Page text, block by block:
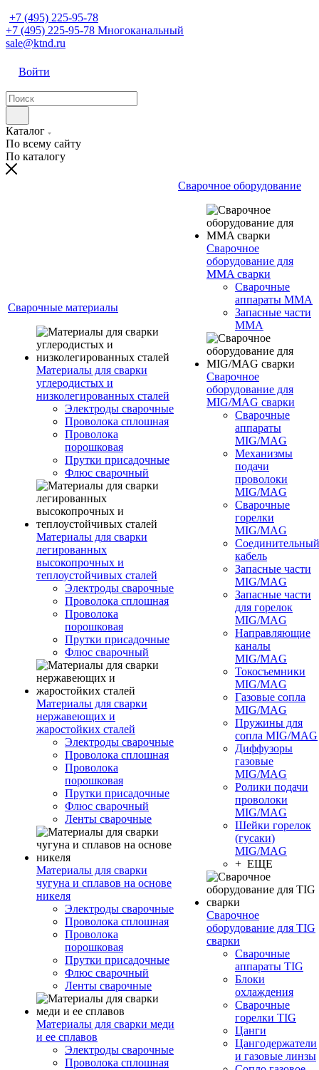
+7 (495) 225-95-78
+7 (495) 225-95-78 Многоканальный
sale@ktnd.ru
Войти
Каталог
По всему сайту
По каталогу
Сварочные материалы
Материалы для сварки
углеродистых и
низколегированных сталей
Электроды сварочные
Проволока сплошная
Проволока
порошковая
Прутки присадочные
Флюс сварочный
Материалы для сварки
легированных
высокопрочных и
теплоустойчивых сталей
Электроды сварочные
Проволока сплошная
Проволока
порошковая
Прутки присадочные
Флюс сварочный
Материалы для сварки
нержавеющих и
жаростойких сталей
Электроды сварочные
Проволока сплошная
Проволока
порошковая
Прутки присадочные
Флюс сварочный
Ленты сварочные
Материалы для сварки
чугуна и сплавов на основе
никеля
Электроды сварочные
Проволока сплошная
Проволока
порошковая
Прутки присадочные
Флюс сварочный
Ленты сварочные
Материалы для сварки меди
и ее сплавов
Электроды сварочные
Проволока сплошная
Сварочное оборудование
Сварочное
оборудование для
MMA сварки
Сварочные
аппараты MMA
Запасные части
MMA
Сварочное
оборудование для
MIG/MAG сварки
Сварочные
аппараты
MIG/MAG
Механизмы
подачи
проволоки
MIG/MAG
Сварочные
горелки
MIG/MAG
Соединительный
кабель
Запасные части
MIG/MAG
Запасные части
для горелок
MIG/MAG
Направляющие
каналы
MIG/MAG
Токосъемники
MIG/MAG
Газовые сопла
MIG/MAG
Пружины для
сопла MIG/MAG
Диффузоры
газовые
MIG/MAG
Ролики подачи
проволоки
MIG/MAG
Шейки горелок
(гусаки)
MIG/MAG
+ ЕЩЕ
Сварочное
оборудование для TIG
сварки
Сварочные
аппараты TIG
Блоки
охлаждения
Сварочные
горелки TIG
Цанги
Цангодержатели
и газовые линзы